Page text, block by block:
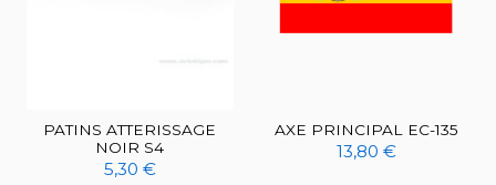
PATINS ATTERISSAGE
NOIR S4
5,30 €
AXE PRINCIPAL EC-135
13,80 €